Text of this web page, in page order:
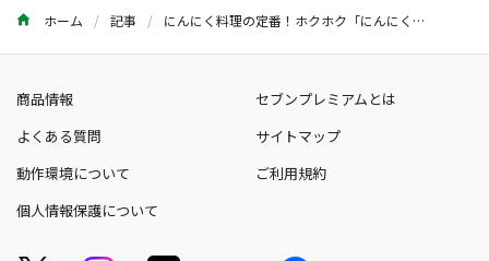
ホーム 記事 にんにく料理の定番！ホクホク「にんにくのホイル焼き」レシピ
商品情報
セブンプレミアムとは
よくある質問
サイトマップ
動作環境について
ご利用規約
個人情報保護について